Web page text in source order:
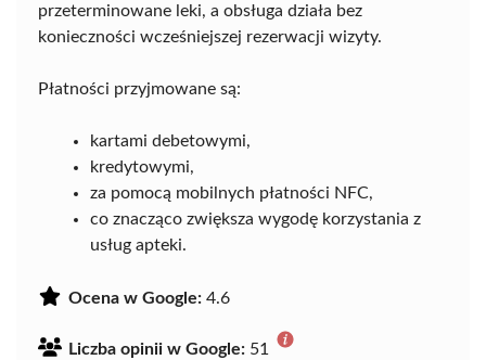
przeterminowane leki, a obsługa działa bez
konieczności wcześniejszej rezerwacji wizyty.
Płatności przyjmowane są:
kartami debetowymi,
kredytowymi,
za pomocą mobilnych płatności NFC,
co znacząco zwiększa wygodę korzystania z
usług apteki.
Ocena w Google: 4.6
Liczba opinii w Google: 51